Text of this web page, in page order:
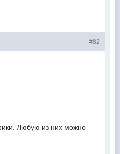
#82
Любую из них можно